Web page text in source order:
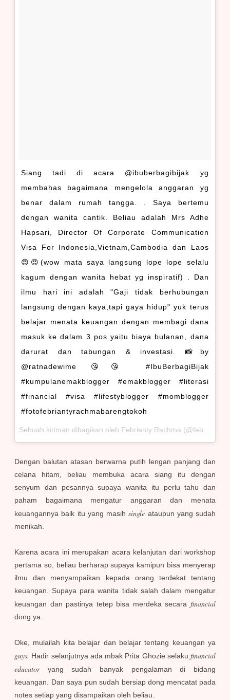
Siang tadi di acara @ibuberbagibijak yg
membahas bagaimana mengelola anggaran yg
benar dalam rumah tangga. . Saya bertemu
dengan wanita cantik. Beliau adalah Mrs Adhe
Hapsari, Director Of Corporate Communication
Visa For Indonesia,Vietnam,Cambodia dan Laos
😍😍(wow mata saya langsung lope lope selalu
kagum dengan wanita hebat yg inspiratif) . Dan
ilmu hari ini adalah "Gaji tidak berhubungan
langsung dengan kaya,tapi gaya hidup" yuk terus
belajar menata keuangan dengan membagi dana
masuk ke dalam 3 pos yaitu biaya bulanan, dana
darurat dan tabungan & investasi. 📸by
@ratnadewime 😘😘 #IbuBerbagiBijak
#kumpulanemakblogger #emakblogger #literasi
#financial #visa #lifestyblogger #momblogger
#fotofebriantyrachmabarengtokoh
Sebuah kiriman dibagikan oleh Febrianty Rachma (@febriantyrachma) pada
Dengan balutan atasan berwarna putih lengan panjang dan
celana hitam, beliau membuka acara siang itu dengan
senyum dan pesannya supaya wanita itu perlu tahu dan
paham bagaimana mengatur anggaran dan menata
keuangannya baik itu yang masihsingle ataupun yang sudah
menikah.
Karena acara ini merupakan acara kelanjutan dari workshop
pertama so, beliau berharap supaya kamipun bisa menyerap
ilmu dan menyampaikan kepada orang terdekat tentang
keuangan. Supaya para wanita tidak salah dalam mengatur
keuangan dan pastinya tetep bisa merdeka secara financial
dong ya.
Oke, mulailah kita belajar dan belajar tentang keuangan ya
guys. Hadir selanjutnya ada mbak Prita Ghozie selaku financial
educator
yang sudah banyak pengalaman di bidang
keuangan. Dan saya pun sudah bersiap dong mencatat pada
notes setiap yang disampaikan oleh beliau.